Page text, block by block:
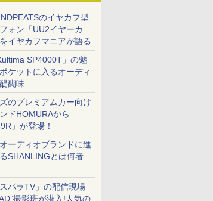
のイヤカフ型
ォン「UU2イヤーカ
イヤカフマニアが語る
SP4000T」の魅
ケットに入るオーディ
醐味
のプレミアムカー向け
ドHOMURAから
」が登場！
ーディオブランドに進
SHANLINGとは何者
スパラTV」の配信現場
撮影班が潜入!人気の